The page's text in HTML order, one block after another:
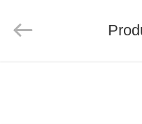
Rights
Reserved.